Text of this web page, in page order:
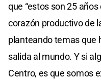
que “estos son 25
corazón productivo de
planteando temas que
salida al mundo. Y si
Centro, es que somos